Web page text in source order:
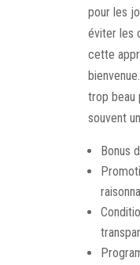
pour les
éviter les
cette
trop beau
souvent
Bonus